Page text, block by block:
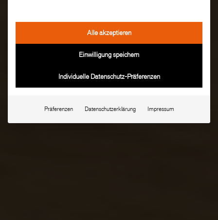
Alle akzeptieren
Einwilligung speichern
Individuelle Datenschutz-Präferenzen
Präferenzen Datenschutzerklärung Impressum